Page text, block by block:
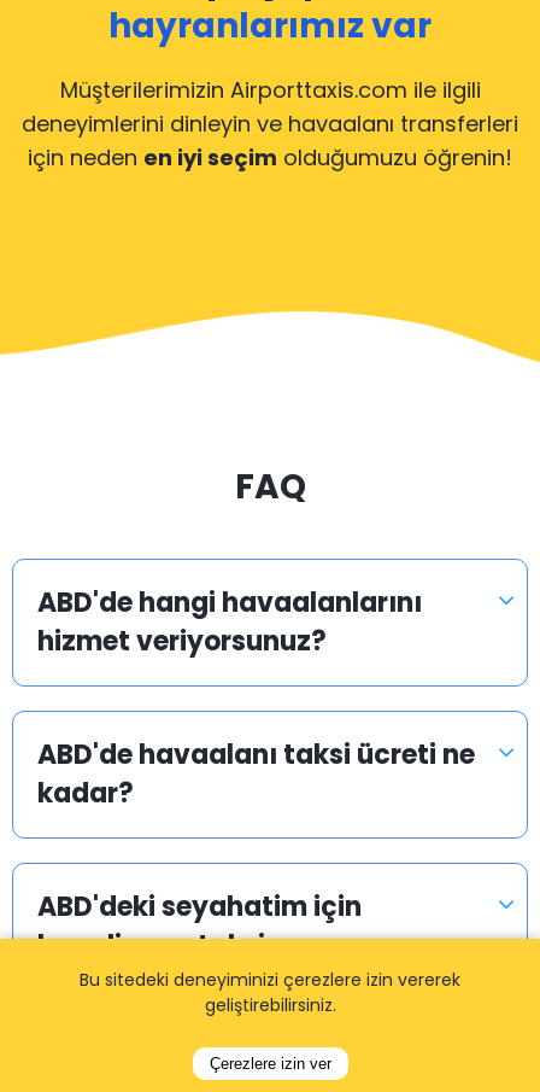
hayranlarımız var
Müşterilerimizin Airporttaxis.com ile ilgili
deneyimlerini dinleyin ve havaalanı transferleri
için neden en iyi seçim olduğumuzu öğrenin!
FAQ
ABD'de hangi havaalanlarını
hizmet veriyorsunuz?
ABD'de havaalanı taksi ücreti ne
kadar?
ABD'deki seyahatim için
havalimanı taksi rezervasyonu
yapabilir miyim?
Bu sitedeki deneyiminizi çerezlere izin vererek
geliştirebilirsiniz.
Çerezlere izin ver